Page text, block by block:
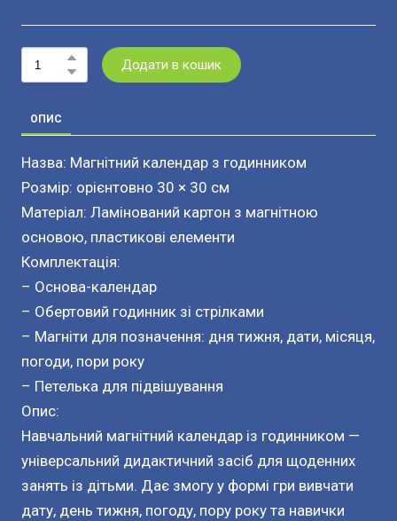
Додати в кошик
ОПИС
Назва: Магнітний календар з годинником
Розмір: орієнтовно 30 × 30 см
Матеріал: Ламінований картон з магнітною
основою, пластикові елементи
Комплектація:
– Основа-календар
– Обертовий годинник зі стрілками
– Магніти для позначення: дня тижня, дати, місяця,
погоди, пори року
– Петелька для підвішування
Опис:
Навчальний магнітний календар із годинником —
універсальний дидактичний засіб для щоденних
занять із дітьми. Дає змогу у формі гри вивчати
дату, день тижня, погоду, пору року та навички